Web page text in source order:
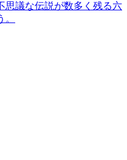
思議な伝説が数多く残る六